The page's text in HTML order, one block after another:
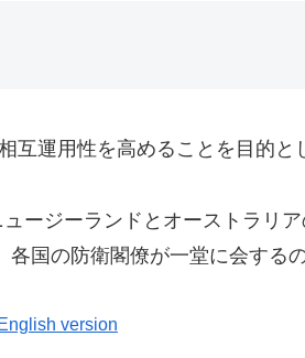
互運用性を高めることを目的と
ージーランドとオーストラリ
国の防衛閣僚が一堂に会する
version